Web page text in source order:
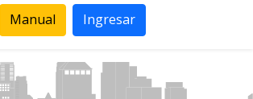
Manual Ingresar